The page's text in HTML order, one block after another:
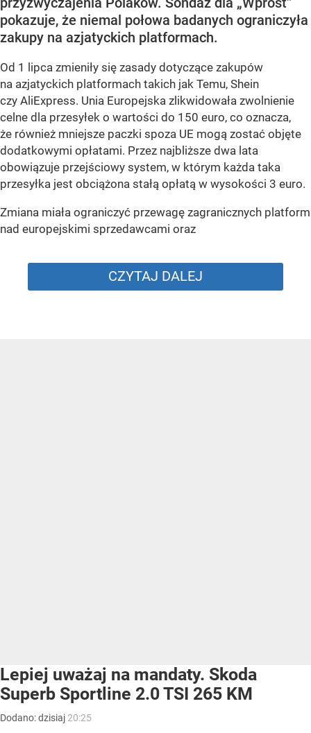
pokazuje, że niemal połowa badanych ograniczyła
zakupy na azjatyckich platformach.
Od 1 lipca zmieniły się zasady dotyczące zakupów
na azjatyckich platformach takich jak Temu, Shein
czy AliExpress. Unia Europejska zlikwidowała zwolnienie
celne dla przesyłek o wartości do 150 euro, co oznacza,
że również mniejsze paczki spoza UE mogą zostać objęte
dodatkowymi opłatami. Przez najbliższe dwa lata
obowiązuje przejściowy system, w którym każda taka
przesyłka jest obciążona stałą opłatą w wysokości 3 euro.
Zmiana miała ograniczyć przewagę zagranicznych platform
nad europejskimi sprzedawcami oraz
CZYTAJ DALEJ
Lepiej uważaj na mandaty. Skoda
Superb Sportline 2.0 TSI 265 KM
Dodano:dzisiaj 20:25